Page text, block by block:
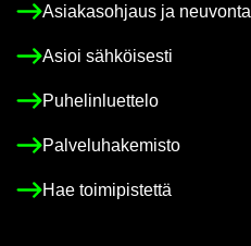
Asia­kas­oh­jaus ja neu­von­ta
Asioi säh­köi­ses­ti
Pu­he­lin­luet­te­lo
Pal­ve­lu­ha­ke­mis­to
Hae toi­mi­pis­tet­tä